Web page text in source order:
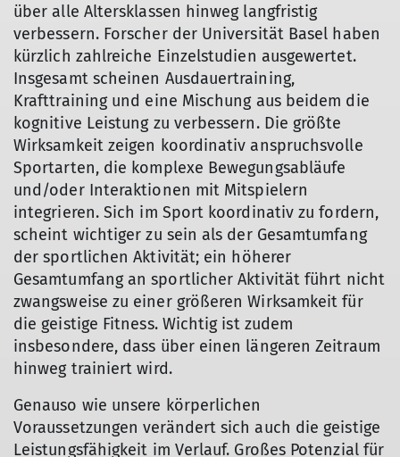
über alle Altersklassen hinweg langfristig
verbessern. Forscher der Universität Basel haben
kürzlich zahlreiche Einzelstudien ausgewertet.
Insgesamt scheinen Ausdauertraining,
Krafttraining und eine Mischung aus beidem die
kognitive Leistung zu verbessern. Die größte
Wirksamkeit zeigen koordinativ anspruchsvolle
Sportarten, die komplexe Bewegungsabläufe
und/oder Interaktionen mit Mitspielern
integrieren. Sich im Sport koordinativ zu fordern,
scheint wichtiger zu sein als der Gesamtumfang
der sportlichen Aktivität; ein höherer
Gesamtumfang an sportlicher Aktivität führt nicht
zwangsweise zu einer größeren Wirksamkeit für
die geistige Fitness. Wichtig ist zudem
insbesondere, dass über einen längeren Zeitraum
hinweg trainiert wird.
Genauso wie unsere körperlichen
Voraussetzungen verändert sich auch die geistige
Leistungsfähigkeit im Verlauf. Großes Potenzial für